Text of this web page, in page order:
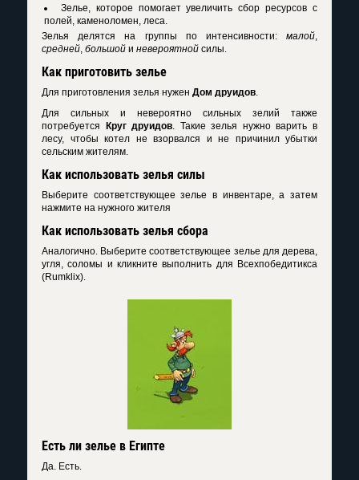
Зелье, которое помогает увеличить сбор ресурсов с
полей, каменоломен, леса.
Зелья делятся на группы по интенсивности: малой,
средней, большой и невероятной силы.
Как приготовить зелье
Для приготовления зелья нужен Дом друидов.
Для сильных и невероятно сильных зелий также
потребуется Круг друидов . Такие зелья нужно варить в
лесу, чтобы котел не взорвался и не причинил убытки
сельским жителям.
Как использовать зелья силы
Выберите соответствующее зелье в инвентаре, а затем
нажмите на нужного жителя
Как использовать зелья сбора
Аналогично. Выберите соответствующее зелье для дерева,
угля, соломы и кликните выполнить для Всехпобедитикса
(Rumklix).
Есть ли зелье в Египте
Да. Есть.